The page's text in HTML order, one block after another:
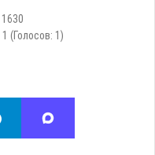
1630
1 (Голосов: 1 )